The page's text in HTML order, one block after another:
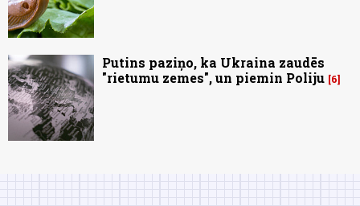
Putins paziņo, ka Ukraina zaudēs
"rietumu zemes", un piemin Poliju 6